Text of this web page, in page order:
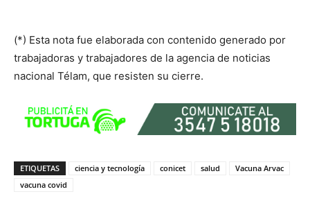
(*) Esta nota fue elaborada con contenido generado por
trabajadoras y trabajadores de la agencia de noticias
nacional Télam, que resisten su cierre.
ETIQUETAS ciencia y tecnología conicet salud
Vacuna Arvac
vacuna covid